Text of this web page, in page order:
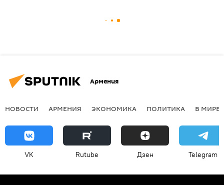
Армения
НОВОСТИ АРМЕНИЯ ЭКОНОМИКА ПОЛИТИКА В МИРЕ
VK Rutube Дзен Telegram